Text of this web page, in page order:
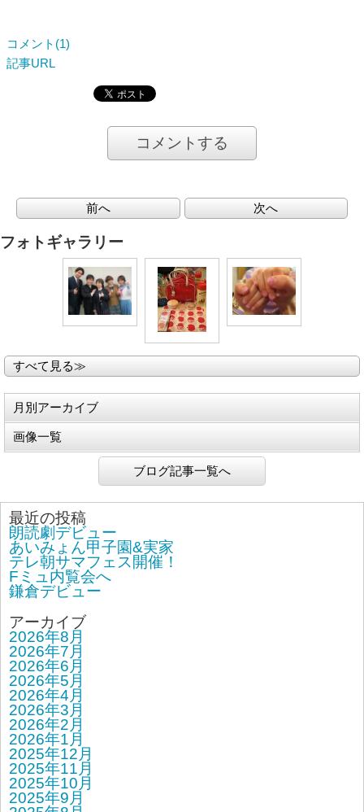
コメント(1)
記事URL
コメントする
前へ 次へ
フォトギャラリー
すべて見る≫
月別アーカイブ
画像一覧
ブログ記事一覧へ
最近の投稿
朗読劇デビュー
あいみょん甲子園&実家
テレ朝サマフェス開催！
Fミュ内覧会へ
鎌倉デビュー
アーカイブ
2026年8月
2026年7月
2026年6月
2026年5月
2026年4月
2026年3月
2026年2月
2026年1月
2025年12月
2025年11月
2025年10月
2025年9月